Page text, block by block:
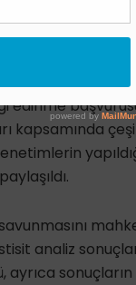
ve Orman
için hazırlanmış
246.946
yanıt
edinme
kapsamında
analiz
sonuçların